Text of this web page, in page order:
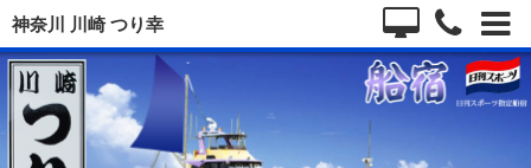
神奈川 川崎 つり幸